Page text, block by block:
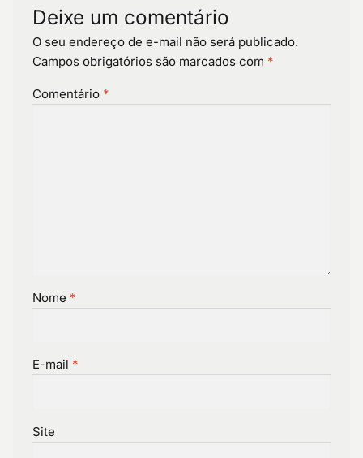
Deixe um comentário
O seu endereço de e-mail não será publicado.
Campos obrigatórios são marcados com *
Comentário *
Nome *
E-mail *
Site